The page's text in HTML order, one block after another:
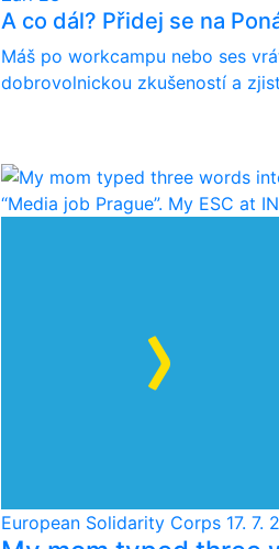
A co dál? Přidej se na
Máš po workcampu nebo ses
dobrovolnickou zkušeností a
European Solidarity Corps 17. 7.